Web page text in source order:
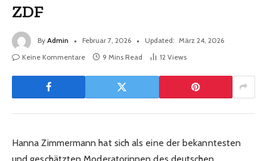
ZDF
By Admin Februar 7, 2026 Updated: März 24, 2026
Keine Kommentare
9 Mins Read 12 Views
Hanna Zimmermann hat sich als eine der bekanntesten
und geschätzten Moderatorinnen des deutschen